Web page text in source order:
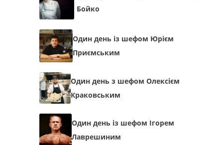
Бойко
Один день із шефом Юрієм
Приємським
Один день з шефом Олексієм
Краковським
Один день із шефом Ігорем
Лаврешиним